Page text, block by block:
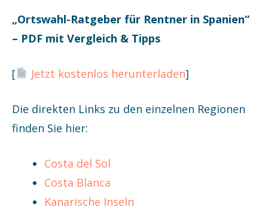
„Ortswahl-Ratgeber für Rentner in Spanien“
– PDF mit Vergleich & Tipps
[ Jetzt kostenlos herunterladen]
Die direkten Links zu den einzelnen Regionen
finden Sie hier:
Costa del Sol
Costa Blanca
Kanarische Inseln